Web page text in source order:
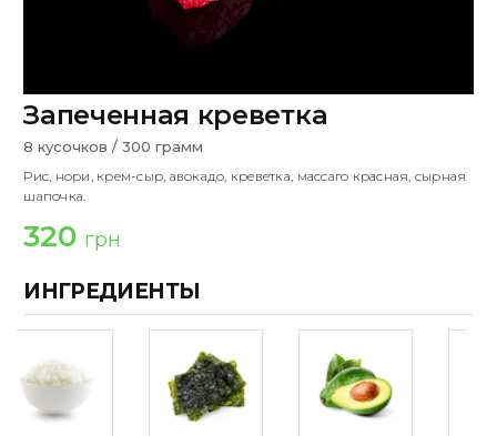
Запеченная креветка
8 кусочков / 300 грамм
Рис, нори, крем-сыр, авокадо, креветка, массаго красная, сырная
шапочка.
320 грн
ИНГРЕДИЕНТЫ